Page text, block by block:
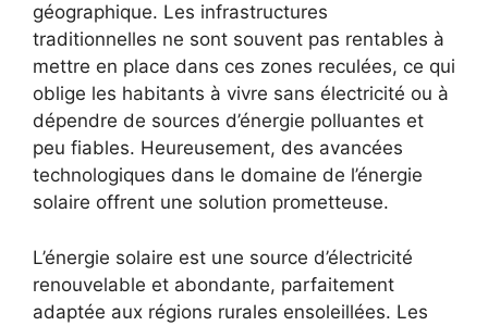
géographique. Les infrastructures
traditionnelles ne sont souvent pas rentables à⁤
mettre en place dans ces zones‌ reculées, ⁣ce qui
oblige les ⁣habitants à vivre sans électricité ou ​à
⁤dépendre de sources d’énergie ⁣polluantes et
⁤peu fiables. Heureusement, ​des avancées
technologiques dans le domaine de l’énergie
solaire offrent une solution prometteuse.
L’énergie solaire est une source d’électricité
renouvelable et abondante, parfaitement
adaptée ⁢aux ⁤régions rurales ensoleillées. ⁢Les